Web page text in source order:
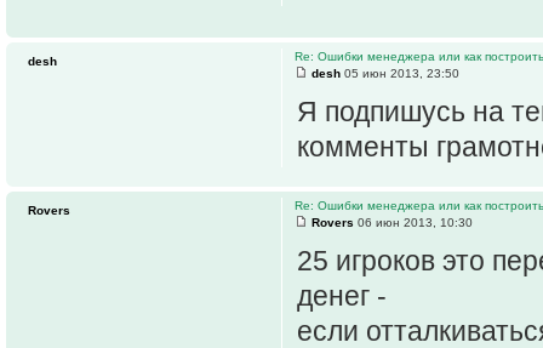
Re: Ошибки менеджера или как построить
desh 05 июн 2013, 23:50
Я подпишусь на
комменты
desh
Re: Ошибки менеджера или как построить
Rovers 06 июн 2013, 10:30
25 игроков это
денег -
если
Rovers